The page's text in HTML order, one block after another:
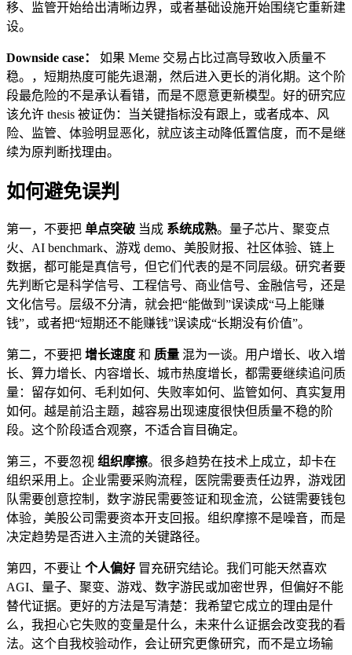
移、监管开始给出清晰边界，或者基础设施开始围绕它重新建
设。
Downside case：
如果 Meme 交易占比过高导致收入质量不
稳。，短期热度可能先退潮，然后进入更长的消化期。这个阶
段最危险的不是承认看错，而是不愿意更新模型。好的研究应
该允许 thesis 被证伪：当关键指标没有跟上，或者成本、风
险、监管、体验明显恶化，就应该主动降低置信度，而不是继
续为原判断找理由。
如何避免误判
第一，不要把 单点突破 当成 系统成熟。量子芯片、聚变点
火、AI benchmark、游戏 demo、美股财报、社区体验、链上
数据，都可能是真信号，但它们代表的是不同层级。研究者要
先判断它是科学信号、工程信号、商业信号、金融信号，还是
文化信号。层级不分清，就会把“能做到”误读成“马上能赚
钱”，或者把“短期还不能赚钱”误读成“长期没有价值”。
第二，不要把 增长速度 和 质量 混为一谈。用户增长、收入增
长、算力增长、内容增长、城市热度增长，都需要继续追问质
量：留存如何、毛利如何、失败率如何、监管如何、真实复用
如何。越是前沿主题，越容易出现速度很快但质量不稳的阶
段。这个阶段适合观察，不适合盲目确定。
第三，不要忽视 组织摩擦。很多趋势在技术上成立，却卡在
组织采用上。企业需要采购流程，医院需要责任边界，游戏团
队需要创意控制，数字游民需要签证和现金流，公链需要钱包
体验，美股公司需要资本开支回报。组织摩擦不是噪音，而是
决定趋势是否进入主流的关键路径。
第四，不要让 个人偏好 冒充研究结论。我们可能天然喜欢
AGI、量子、聚变、游戏、数字游民或加密世界，但偏好不能
替代证据。更好的方法是写清楚：我希望它成立的理由是什
么，我担心它失败的变量是什么，未来什么证据会改变我的看
法。这个自我校验动作，会让研究更像研究，而不是立场输